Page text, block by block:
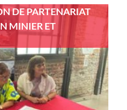
DE PARTENARIAT
MINIER ET